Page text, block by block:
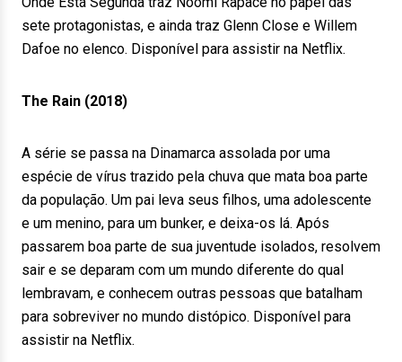
sete protagonistas, e ainda traz Glenn Close e Willem
Dafoe no elenco. Disponível para assistir na Netflix.
The Rain (2018)
A série se passa na Dinamarca assolada por uma
espécie de vírus trazido pela chuva que mata boa parte
da população. Um pai leva seus filhos, uma adolescente
e um menino, para um bunker, e deixa-os lá. Após
passarem boa parte de sua juventude isolados, resolvem
sair e se deparam com um mundo diferente do qual
lembravam, e conhecem outras pessoas que batalham
para sobreviver no mundo distópico. Disponível para
assistir na Netflix.